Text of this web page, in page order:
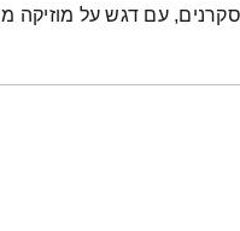
עם דגש על מוזיקה